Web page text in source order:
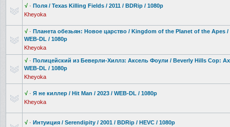
√ · Поля / Texas Killing Fields / 2011 / BDRip / 1080p
Kheyoka
√ · Планета обезьян: Новое царство / Kingdom of the Planet of the Apes /
WEB-DL / 1080p
Kheyoka
√ · Полицейский из Беверли-Хиллз: Аксель Фоули / Beverly Hills Cop:
WEB-DL / 1080p
Kheyoka
√ · Я не киллер / Hit Man / 2023 / WEB-DL / 1080p
Kheyoka
√ · Интуиция / Serendipity / 2001 / BDRip / HEVC / 1080p